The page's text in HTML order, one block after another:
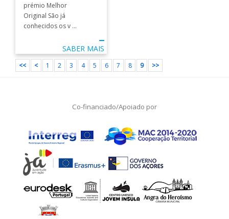
prémio Melhor
Original São já
conhecidos os v ...
SABER MAIS
<< < 1 2 3 4 5 6 7 8 9 >>
Co-financiado/Apoiado por